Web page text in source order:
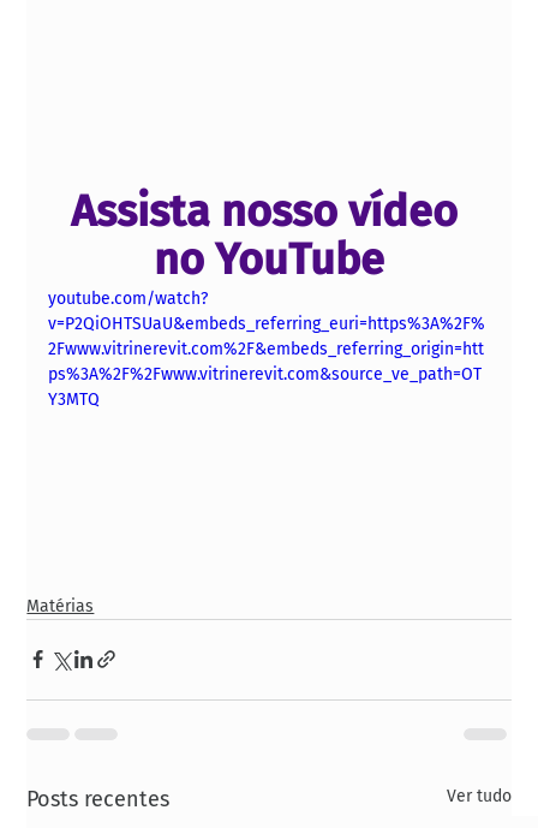
Assista nosso vídeo
no YouTube
youtube.com/watch?
v=P2QiOHTSUaU&embeds_referring_euri=https%3A%2F%
2Fwww.vitrinerevit.com%2F&embeds_referring_origin=htt
ps%3A%2F%2Fwww.vitrinerevit.com&source_ve_path=OT
Y3MTQ
Matérias
Posts recentes Ver tudo